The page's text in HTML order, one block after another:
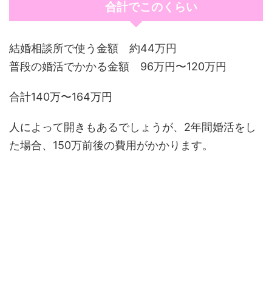
合計でこのくらい
結婚相談所で使う金額 約44万円
普段の婚活でかかる金額 96万円〜120万円
合計140万〜164万円
人によって開きもあるでしょうが、2年間婚活をし
た場合、150万前後の費用がかかります。